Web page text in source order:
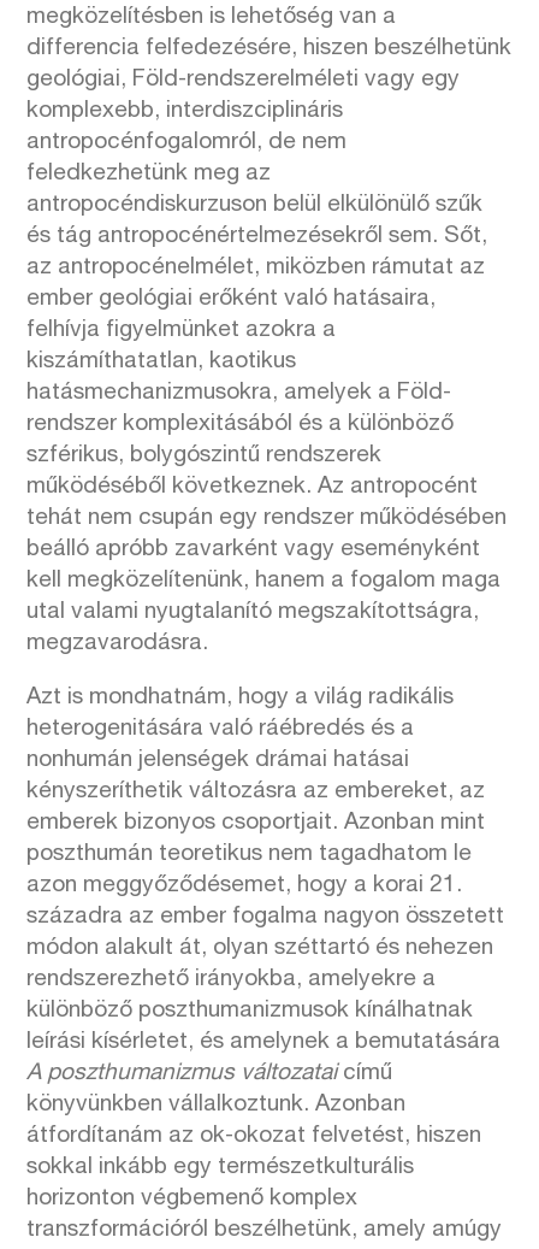
megközelítésben is lehetőség van a
differencia felfedezésére, hiszen beszélhetünk
geológiai, Föld-rendszerelméleti vagy egy
komplexebb, interdiszciplináris
antropocénfogalomról, de nem
feledkezhetünk meg az
antropocéndiskurzuson belül elkülönülő szűk
és tág antropocénértelmezésekről sem. Sőt,
az antropocénelmélet, miközben rámutat az
ember geológiai erőként való hatásaira,
felhívja figyelmünket azokra a
kiszámíthatatlan, kaotikus
hatásmechanizmusokra, amelyek a Föld-
rendszer komplexitásából és a különböző
szférikus, bolygószintű rendszerek
működéséből következnek. Az antropocént
tehát nem csupán egy rendszer működésében
beálló apróbb zavarként vagy eseményként
kell megközelítenünk, hanem a fogalom maga
utal valami nyugtalanító megszakítottságra,
megzavarodásra.
Azt is mondhatnám, hogy a világ radikális
heterogenitására való ráébredés és a
nonhumán jelenségek drámai hatásai
kényszeríthetik változásra az embereket, az
emberek bizonyos csoportjait. Azonban mint
poszthumán teoretikus nem tagadhatom le
azon meggyőződésemet, hogy a korai 21.
századra az ember fogalma nagyon összetett
módon alakult át, olyan széttartó és nehezen
rendszerezhető irányokba, amelyekre a
különböző poszthumanizmusok kínálhatnak
leírási kísérletet, és amelynek a bemutatására
A poszthumanizmus változataicímű
könyvünkben vállalkoztunk. Azonban
átfordítanám az ok-okozat felvetést, hiszen
sokkal inkább egy természetkulturális
horizonton végbemenő komplex
transzformációról beszélhetünk, amely amúgy